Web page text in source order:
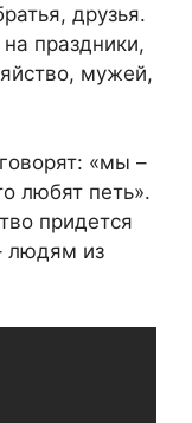
друзья.
праздники,
мужей,
«мы –
любят петь».
придется
людям из